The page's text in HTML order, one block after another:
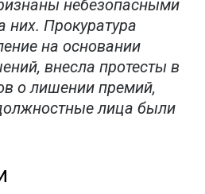
небезопасными
Прокуратура
на основании
внесла протесты в
о лишении премий,
лица были